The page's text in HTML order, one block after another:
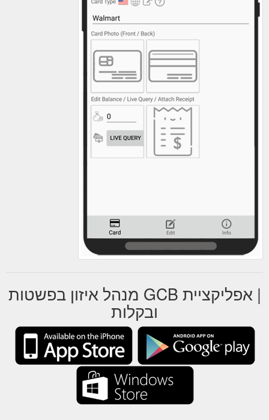
| אפליקציית GCB מנהל איזון בפשטות
ובקלות